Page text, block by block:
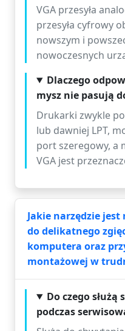
VGA przesyła
przesyła cyfrowy
nowszym i
nowoczesnych
Dlaczego
mysz nie pasują
Drukarki zwykle
lub dawniej LPT,
port szeregowy, a
VGA jest
Jakie narzędzie
do delikatnego
komputera oraz
montażowej w
Do czego służą
podczas